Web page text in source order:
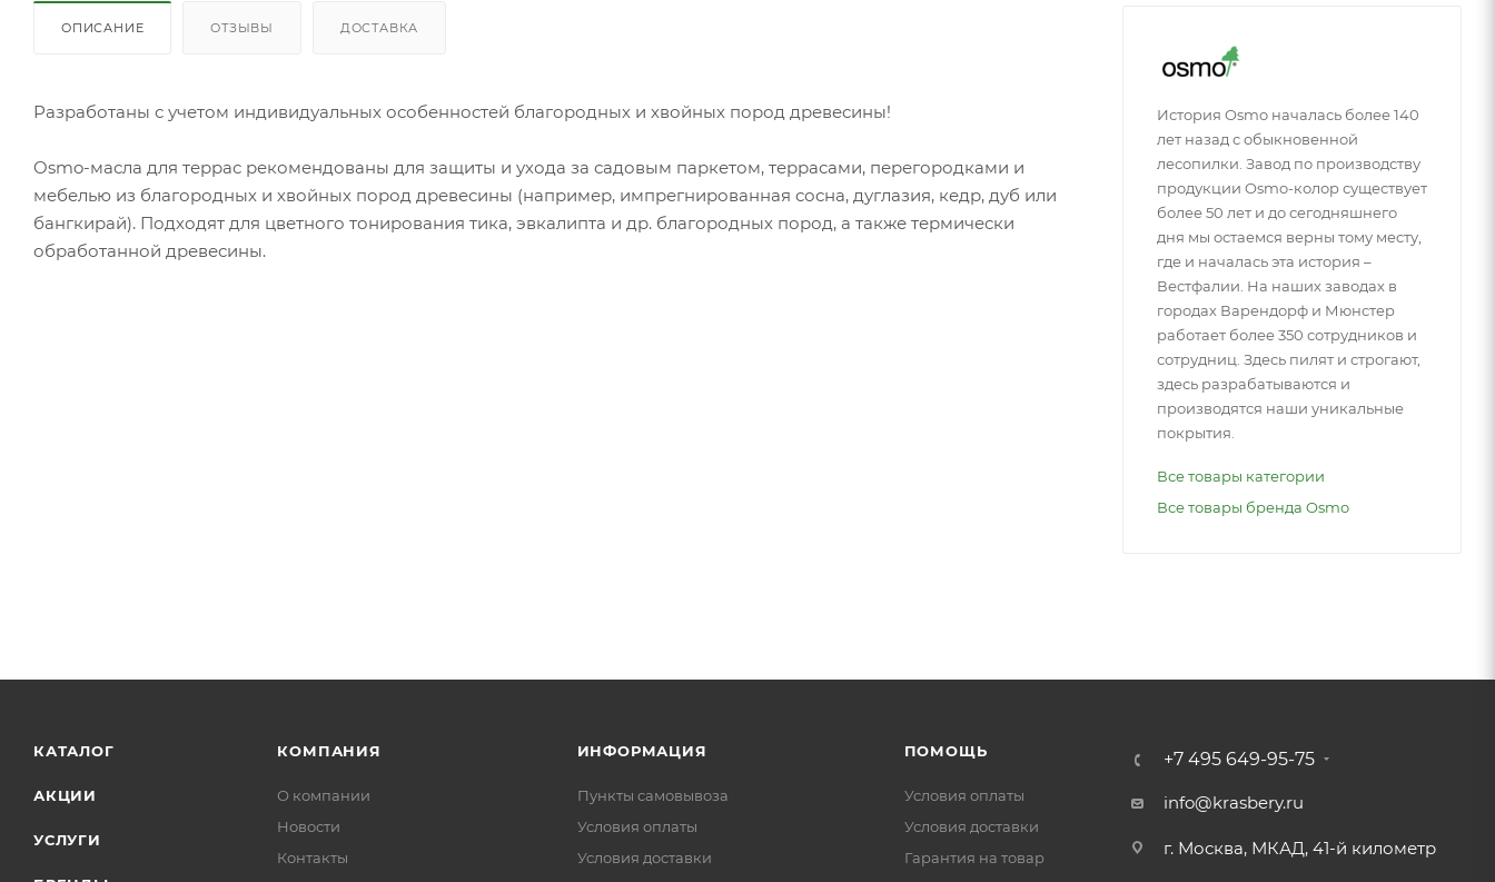
ОПИСАНИЕ ОТЗЫВЫ ДОСТАВКА
Разработаны с учетом индивидуальных особенностей благородных и хвойных пород древесины!
Osmo-масла для террас рекомендованы для защиты и ухода за садовым паркетом, террасами, перегородками и
мебелью из благородных и хвойных пород древесины (например, импрегнированная сосна, дуглазия, кедр, дуб или
бангкирай). Подходят для цветного тонирования тика, эвкалипта и др. благородных пород, а также термически
обработанной древесины.
История Osmo началась более 140
лет назад с обыкновенной
лесопилки. Завод по производству
продукции Osmo-колор существует
более 50 лет и до сегодняшнего
дня мы остаемся верны тому месту,
где и началась эта история –
Вестфалии. На наших заводах в
городах Варендорф и Мюнстер
работает более 350 сотрудников и
сотрудниц. Здесь пилят и строгают,
здесь разрабатываются и
производятся наши уникальные
покрытия.
Все товары категории
Все товары бренда Osmo
КАТАЛОГ
АКЦИИ
УСЛУГИ
КОМПАНИЯ
О компании
Новости
Контакты
ИНФОРМАЦИЯ
Пункты самовывоза
Условия оплаты
Условия доставки
ПОМОЩЬ
Условия оплаты
Условия доставки
Гарантия на товар
+7 495 649-95-75
info@krasbery.ru
г. Москва, МКАД, 41-й километр